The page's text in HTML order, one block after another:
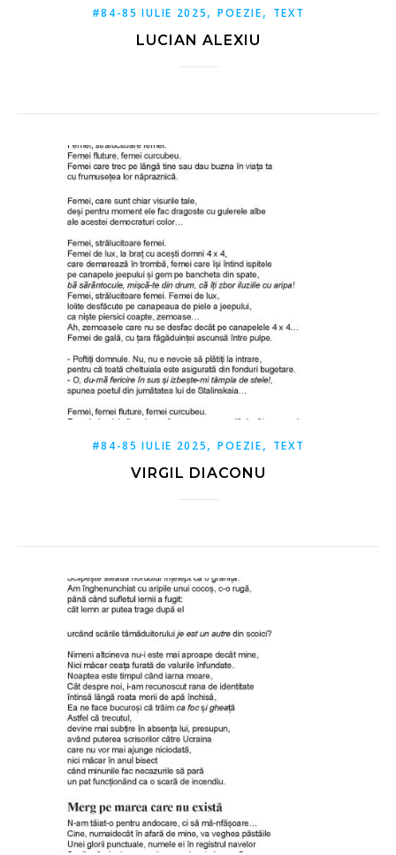
#84-85 IULIE 2025,POEZIE, TEXT
LUCIAN ALEXIU
#84-85 IULIE 2025,POEZIE, TEXT
VIRGIL DIACONU